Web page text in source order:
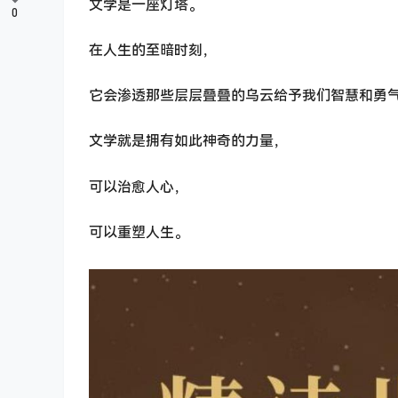
文学是一座灯塔。
在人生的至暗时刻，
它会渗透那些层层叠叠的乌云给予我们智慧和勇
文学就是拥有如此神奇的力量，
可以治愈人心，
可以重塑人生。
0